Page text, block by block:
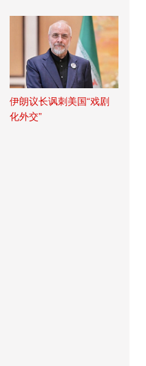
伊朗议长讽刺美国“戏剧
化外交”